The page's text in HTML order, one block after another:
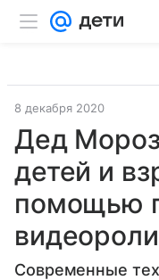
8 декабря 2020
Дед
детей и
помощью
Современные